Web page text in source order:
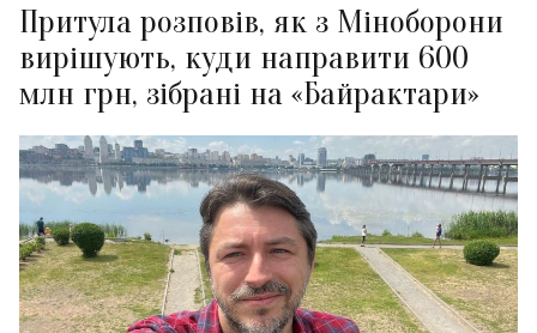
Притула розповів, як з Міноборони
вирішують, куди направити 600
млн грн, зібрані на «Байрактари»